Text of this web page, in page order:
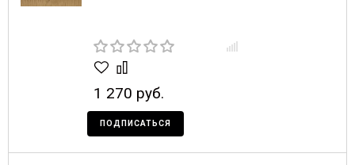
1 270 руб.
ПОДПИСАТЬСЯ